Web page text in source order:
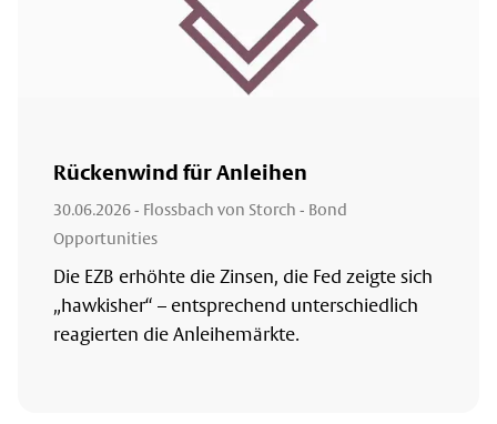
Rückenwind für Anleihen
30.06.2026- Flossbach von Storch - Bond
Opportunities
Die EZB erhöhte die Zinsen, die Fed zeigte sich
„hawkisher“ – entsprechend unterschiedlich
reagierten die Anleihemärkte.